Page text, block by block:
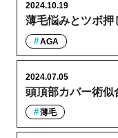
薄毛悩みとツボ押
2024.10.19
AGA
頭頂部カバー術似
2024.07.05
薄毛